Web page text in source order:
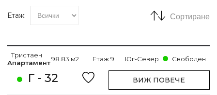
Етаж: Сортиране
Г - 32
Тристаен
Апартамент98.83 м2 Етаж 9 Юг-Север Свободен
ВИЖ ПОВЕЧЕ